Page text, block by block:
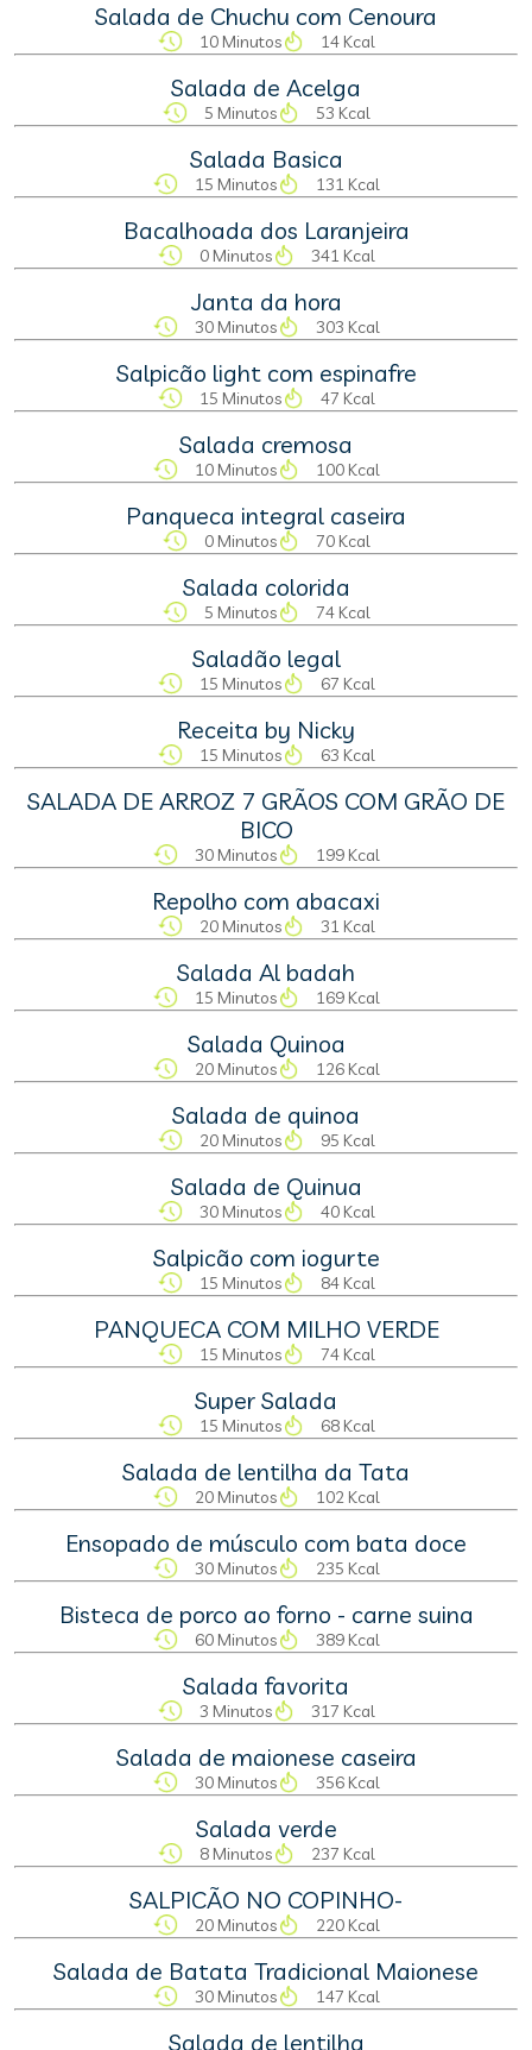
Salada de Chuchu com Cenoura
10 Minutos 14 Kcal
Salada de Acelga
5 Minutos 53 Kcal
Salada Basica
15 Minutos 131 Kcal
Bacalhoada dos Laranjeira
0 Minutos 341 Kcal
Janta da hora
30 Minutos 303 Kcal
Salpicão light com espinafre
15 Minutos 47 Kcal
Salada cremosa
10 Minutos 100 Kcal
Panqueca integral caseira
0 Minutos 70 Kcal
Salada colorida
5 Minutos 74 Kcal
Saladão legal
15 Minutos 67 Kcal
Receita by Nicky
15 Minutos 63 Kcal
SALADA DE ARROZ 7 GRÃOS COM GRÃO DE
BICO
30 Minutos 199 Kcal
Repolho com abacaxi
20 Minutos 31 Kcal
Salada Al badah
15 Minutos 169 Kcal
Salada Quinoa
20 Minutos 126 Kcal
Salada de quinoa
20 Minutos 95 Kcal
Salada de Quinua
30 Minutos 40 Kcal
Salpicão com iogurte
15 Minutos 84 Kcal
PANQUECA COM MILHO VERDE
15 Minutos 74 Kcal
Super Salada
15 Minutos 68 Kcal
Salada de lentilha da Tata
20 Minutos 102 Kcal
Ensopado de músculo com bata doce
30 Minutos 235 Kcal
Bisteca de porco ao forno - carne suina
60 Minutos 389 Kcal
Salada favorita
3 Minutos 317 Kcal
Salada de maionese caseira
30 Minutos 356 Kcal
Salada verde
8 Minutos 237 Kcal
SALPICÃO NO COPINHO-
20 Minutos 220 Kcal
Salada de Batata Tradicional Maionese
30 Minutos 147 Kcal
Salada de lentilha